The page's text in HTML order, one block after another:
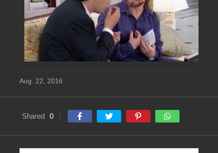
Aug. 22, 2016
Shared 0